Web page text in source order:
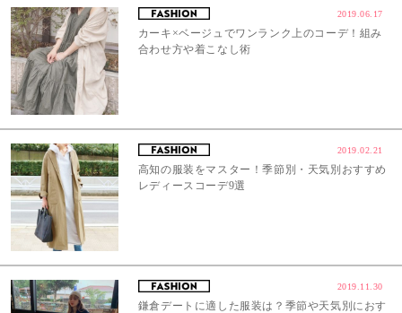
2019.06.17
カーキ×ベージュでワンランク上のコーデ！組み
合わせ方や着こなし術
2019.02.21
高知の服装をマスター！季節別・天気別おすすめ
レディースコーデ9選
2019.11.30
鎌倉デートに適した服装は？季節や天気別におす